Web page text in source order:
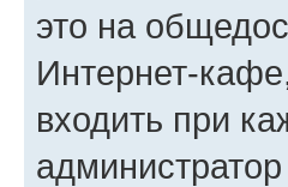
это на
Интернет-
входить при